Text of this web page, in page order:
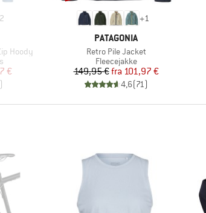
2
Hoody
€
+1
MÆRKE
PATAGONIA
Artikel
Retro Pile Jacket
Produktgruppe
Fleecejakke
Pris
149,95 € Nedsat pris
fra 101,97 €
4,6(71)